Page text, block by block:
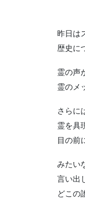
昨日は
歴史に
霊の声
霊のメ
さらに
霊を具
目の前
みたい
言い出
どこの